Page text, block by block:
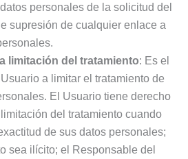
personales de la solicitud del
supresión de cualquier enlace a
limitación del tratamiento: Es el
a limitar el tratamiento de
El Usuario tiene derecho
del tratamiento cuando
de sus datos personales;
sea ilícito; el Responsable del